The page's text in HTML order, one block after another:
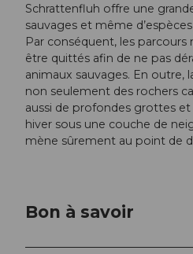
Schrattenfluh offre une
sauvages et même
Par conséquent, les
être quittés afin de ne pas
animaux sauvages. En
non seulement des rochers
aussi de profondes grottes et
hiver sous une couche de
mène sûrement au point de
Bon à savoir